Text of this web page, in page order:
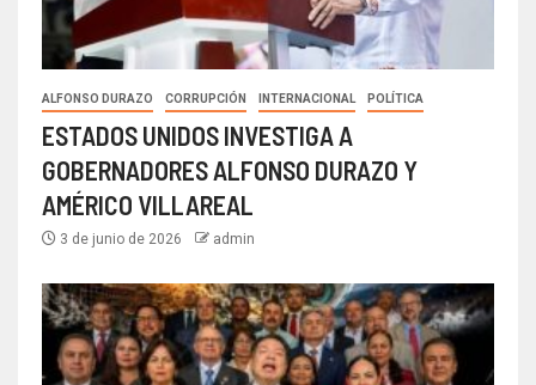
ALFONSO DURAZO CORRUPCIÓN INTERNACIONAL POLÍTICA
ESTADOS UNIDOS INVESTIGA A
GOBERNADORES ALFONSO DURAZO Y
AMÉRICO VILLAREAL
3 de junio de 2026 admin